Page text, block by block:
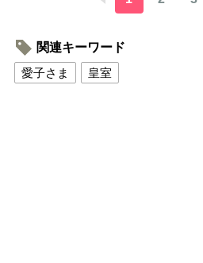
関連キーワード
愛子さま
皇室